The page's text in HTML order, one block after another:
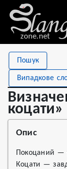
zone.net
Пошук
Випадкове
коцати»
Визначення
Stat
Views
Definitions 1
First seen
2021
Опис
Покоцаний —
Коцати —